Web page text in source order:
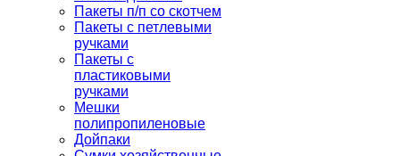
Пакеты п/п со скотчем
Пакеты с петлевыми
ручками
Пакеты с
пластиковыми
ручками
Мешки
полипропиленовые
Дойпаки